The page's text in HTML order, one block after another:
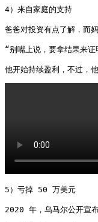
4）来自家庭的支持
爸爸对投资有点了解，而
“别嘴上说，要拿结果来证
他开始持续盈利，不过，
5）亏掉 50 万美元
2020 年，乌马尔公开宣